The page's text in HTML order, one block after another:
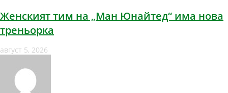
Женският тим на „Ман Юнайтед“ има нова
треньорка
август 5, 2026